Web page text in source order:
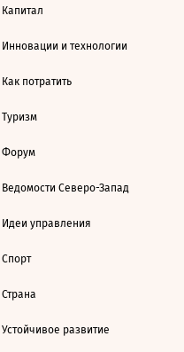
Капитал
Инновации и технологии
Как потратить
Туризм
Форум
Ведомости Северо-Запад
Идеи управления
Спорт
Страна
Устойчивое развитие